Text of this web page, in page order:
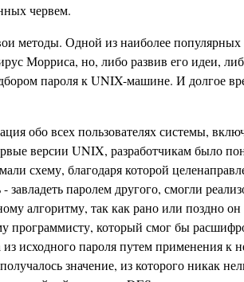
червем.
методы. Одной из наиболее популярных
Морриса, но, либо развив его идеи,
пароля к UNIX-машине. И долгое
обо всех пользователях системы,
версии UNIX, разработчикам было
схему, благодаря которой
паролем другого, смогли
алгоритму, так как рано или поздно он
который смог бы
исходного пароля путем применения к
значение, из которого никак